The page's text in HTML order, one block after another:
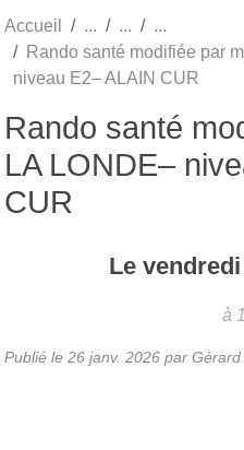
Accueil
Rando santé modifiée par
niveau E2– ALAIN CUR
Rando santé
LA LONDE–
CUR
Le vendredi
à
Publié le 26 janv. 2026 par Gérard